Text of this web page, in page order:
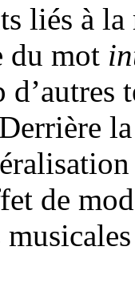
liés à
du mot
d’autres
de